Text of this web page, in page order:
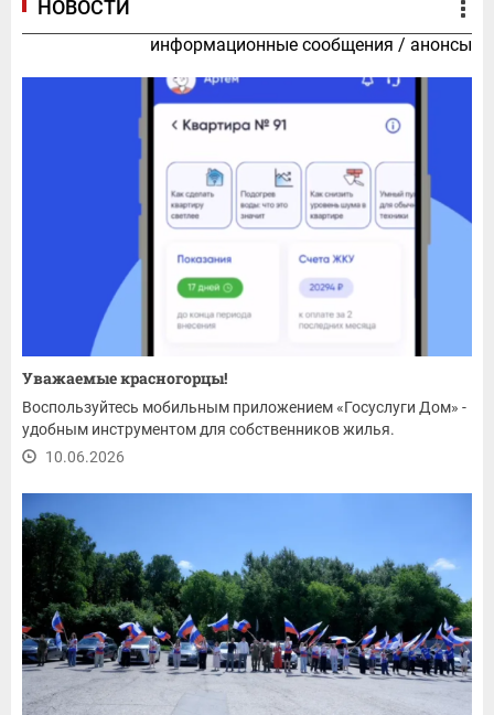
НОВОСТИ
информационные сообщения / анонсы
Уважаемые красногорцы!
Воспользуйтесь мобильным приложением «Госуслуги Дом» -
удобным инструментом для собственников жилья.
10.06.2026